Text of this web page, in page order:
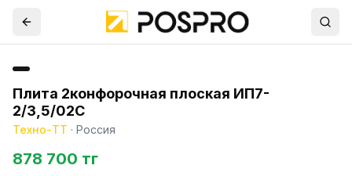
Плита 2конфорочная плоская ИП7-
2/3,5/02С
Техно-ТТ · Россия
878 700 тг